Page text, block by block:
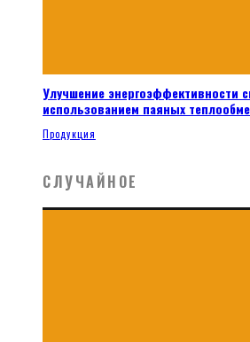
Улучшение энергоэффективности
использованием паяных
Продукция
СЛУЧАЙНОЕ